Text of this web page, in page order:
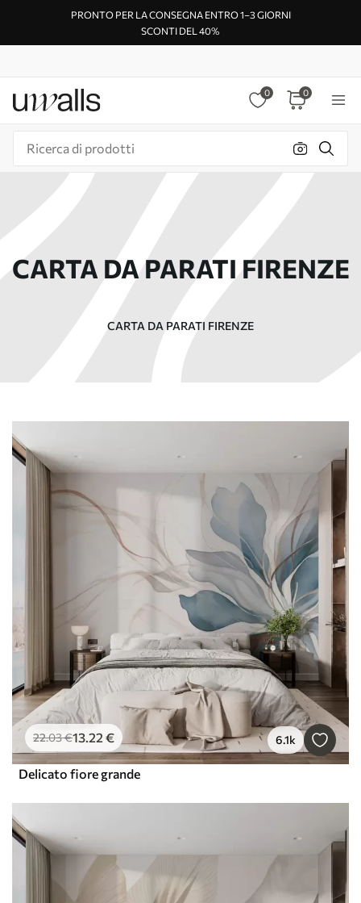
PRONTO PER LA CONSEGNA ENTRO 1–3 GIORNI
SCONTI DEL 40%
0 0
CARTA DA PARATI FIRENZE
CARTA DA PARATI FIRENZE
22.03€13.22 € 6.1k
Delicato fiore grande